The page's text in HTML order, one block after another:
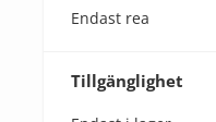
Endast rea
Tillgänglighet